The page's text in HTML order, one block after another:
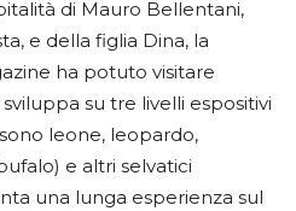
di Mauro Bellentani,
e della figlia Dina, la
ha potuto visitare
su tre livelli espositivi
leone, leopardo,
e altri selvatici
una lunga esperienza sul